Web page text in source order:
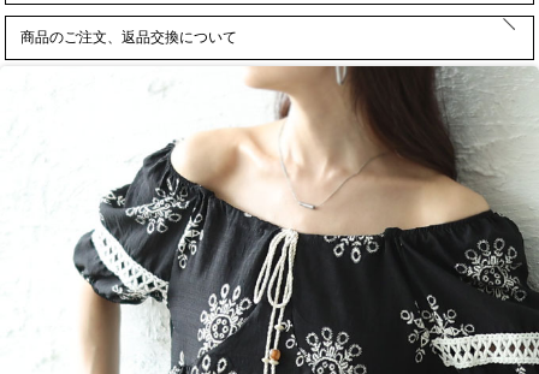
商品のご注文、返品交換について